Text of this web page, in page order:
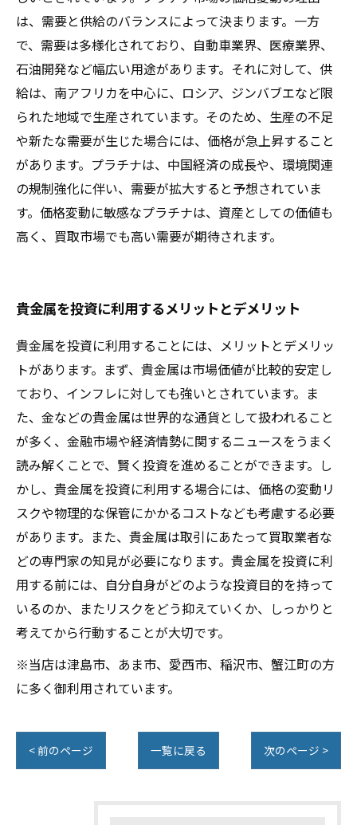
は、需要と供給のバランスによって決まります。一方
で、需要は多様化されており、自動車業界、医療業界、
石油開発など幅広い用途があります。それに対して、供
給は、南アフリカを中心に、ロシア、ジンバブエなど限
られた地域で生産されています。そのため、生産の不足
や新たな需要が生じた場合には、価格が急上昇すること
があります。プラチナは、中国経済の成長や、環境関連
の規制強化に伴い、需要が拡大すると予想されていま
す。価格変動に敏感なプラチナは、資産としての価値も
高く、買取市場でも高い需要が期待されます。
貴金属を投資に利用するメリットとデメリット
貴金属を投資に利用することには、メリットとデメリッ
トがあります。まず、貴金属は市場価値が比較的安定し
ており、インフレに対しても強いとされています。ま
た、金などの貴金属は世界的な通貨として扱われること
が多く、金融市場や経済情勢に関するニュースをうまく
読み解くことで、賢く投資を進めることができます。し
かし、貴金属を投資に利用する場合には、価格の変動リ
スクや物理的な保管にかかるコストなども考慮する必要
があります。また、貴金属は取引にあたって買取業者な
どの専門家の知見が必要になります。貴金属を投資に利
用する前には、自分自身がどのような投資目的を持って
いるのか、またリスクをどう抑えていくか、しっかりと
考えてから行動することが大切です。
※当店は津島市、あま市、愛西市、稲沢市、蟹江町の方
に多く御利用されています。
< 前のページ 一覧に戻る 次のページ >